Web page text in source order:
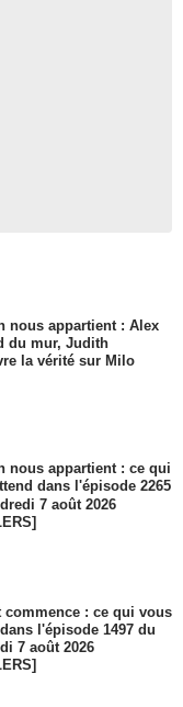
nous appartient : Alex
du mur, Judith
la vérité sur Milo
nous appartient : ce qui
dans l'épisode 2265
7 août 2026
commence : ce qui vous
l'épisode 1497 du
7 août 2026